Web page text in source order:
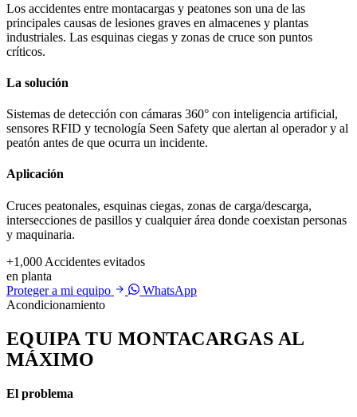
Los accidentes entre montacargas y peatones son una de las
principales causas de lesiones graves en almacenes y plantas
industriales. Las esquinas ciegas y zonas de cruce son puntos
críticos.
La solución
Sistemas de detección con cámaras 360° con inteligencia artificial,
sensores RFID y tecnología Seen Safety que alertan al operador y al
peatón antes de que ocurra un incidente.
Aplicación
Cruces peatonales, esquinas ciegas, zonas de carga/descarga,
intersecciones de pasillos y cualquier área donde coexistan personas
y maquinaria.
+1,000 Accidentes evitados
en planta
Proteger a mi equipo
WhatsApp
Acondicionamiento
EQUIPA TU MONTACARGAS AL
MÁXIMO
El problema